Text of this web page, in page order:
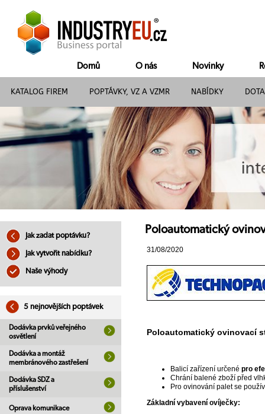
Domů O nás Novinky
KATALOG FIREM POPTÁVKY, VZ A VZMR NABÍDKY
Jak zadat poptávku?
Jak vytvořit nabídku?
Naše výhody
5 nejnovějších poptávek
Dodávka prvků veřejného
osvětlení
Dodávka a montáž
membránového zastřešení
Dodávka SDZ a
příslušenství
Oprava komunikace
Poloautomatický
31/08/2020
Poloautomatický ovinovací
Balicí zařízení určené pro
Chrání balené zboží před
Pro ovinování palet se
Základní vybavení ovíječky: